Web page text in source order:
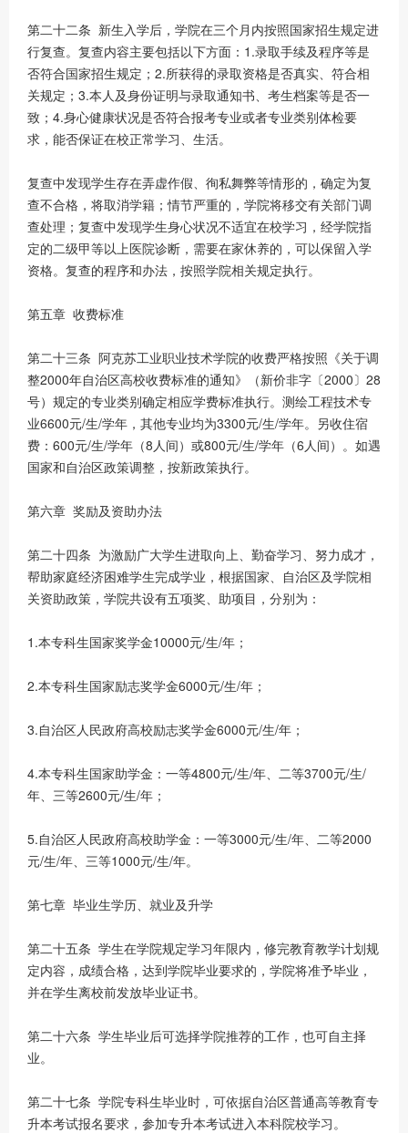
第二十二条 新生入学后，学院在三个月内按照国家招生规定进
行复查。复查内容主要包括以下方面：1.录取手续及程序等是
否符合国家招生规定；2.所获得的录取资格是否真实、符合相
关规定；3.本人及身份证明与录取通知书、考生档案等是否一
致；4.身心健康状况是否符合报考专业或者专业类别体检要
求，能否保证在校正常学习、生活。
复查中发现学生存在弄虚作假、徇私舞弊等情形的，确定为复
查不合格，将取消学籍；情节严重的，学院将移交有关部门调
查处理；复查中发现学生身心状况不适宜在校学习，经学院指
定的二级甲等以上医院诊断，需要在家休养的，可以保留入学
资格。复查的程序和办法，按照学院相关规定执行。
第五章 收费标准
第二十三条 阿克苏工业职业技术学院的收费严格按照《关于调
整2000年自治区高校收费标准的通知》（新价非字〔2000〕28
号）规定的专业类别确定相应学费标准执行。测绘工程技术专
业6600元/生/学年，其他专业均为3300元/生/学年。另收住宿
费：600元/生/学年（8人间）或800元/生/学年（6人间）。如遇
国家和自治区政策调整，按新政策执行。
第六章 奖励及资助办法
第二十四条 为激励广大学生进取向上、勤奋学习、努力成才，
帮助家庭经济困难学生完成学业，根据国家、自治区及学院相
关资助政策，学院共设有五项奖、助项目，分别为：
1.本专科生国家奖学金10000元/生/年；
2.本专科生国家励志奖学金6000元/生/年；
3.自治区人民政府高校励志奖学金6000元/生/年；
4.本专科生国家助学金：一等4800元/生/年、二等3700元/生/
年、三等2600元/生/年；
5.自治区人民政府高校助学金：一等3000元/生/年、二等2000
元/生/年、三等1000元/生/年。
第七章 毕业生学历、就业及升学
第二十五条 学生在学院规定学习年限内，修完教育教学计划规
定内容，成绩合格，达到学院毕业要求的，学院将准予毕业，
并在学生离校前发放毕业证书。
第二十六条 学生毕业后可选择学院推荐的工作，也可自主择
业。
第二十七条 学院专科生毕业时，可依据自治区普通高等教育专
升本考试报名要求，参加专升本考试进入本科院校学习。